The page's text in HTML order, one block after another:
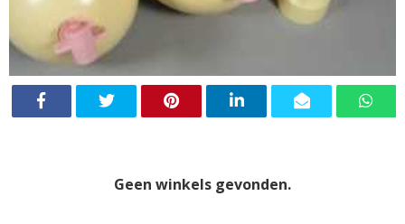
Geen winkels gevonden.